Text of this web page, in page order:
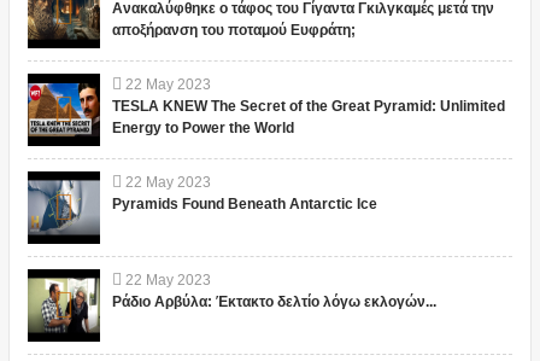
Ανακαλύφθηκε ο τάφος του Γίγαντα Γκιλγκαμές μετά την
αποξήρανση του ποταμού Ευφράτη;
22 May 2023
TESLA KNEW The Secret of the Great Pyramid: Unlimited
Energy to Power the World
22 May 2023
Pyramids Found Beneath Antarctic Ice
22 May 2023
Ράδιο Αρβύλα: Έκτακτο δελτίο λόγω εκλογών...